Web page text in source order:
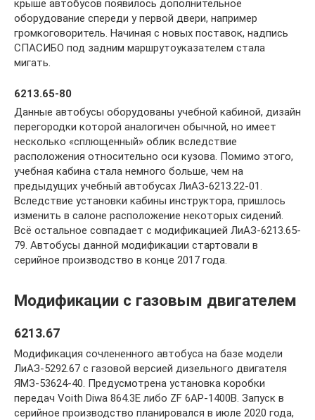
крыше автобусов появилось дополнительное
оборудование спереди у первой двери, например
громкоговоритель. Начиная с новых поставок, надпись
СПАСИБО под задним маршрутоуказателем стала
мигать.
6213.65-80
Данные автобусы оборудованы учебной кабиной, дизайн
перегородки которой аналогичен обычной, но имеет
несколько «сплющенный» облик вследствие
расположения относительно оси кузова. Помимо этого,
учебная кабина стала немного больше, чем на
предыдущих учебный автобусах ЛиАЗ-6213.22-01.
Вследствие установки кабины инструктора, пришлось
изменить в салоне расположение некоторых сидений.
Всё остальное совпадает с модификацией ЛиАЗ-6213.65-
79. Автобусы данной модификации стартовали в
серийное производство в конце 2017 года.
Модификации с газовым двигателем
6213.67
Модификация сочлененного автобуса на базе модели
ЛиАЗ-5292.67 с газовой версией дизельного двигателя
ЯМЗ-53624-40. Предусмотрена установка коробки
передач Voith Diwa 864.3E либо ZF 6AP-1400B. Запуск в
серийное производство планировался в июле 2020 года,